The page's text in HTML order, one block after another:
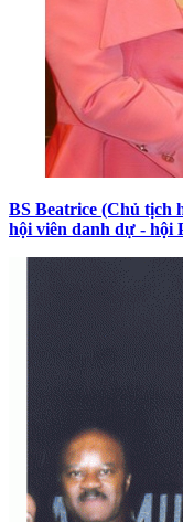
BS Beatrice (Chủ tịch
hội viên danh dự - hội